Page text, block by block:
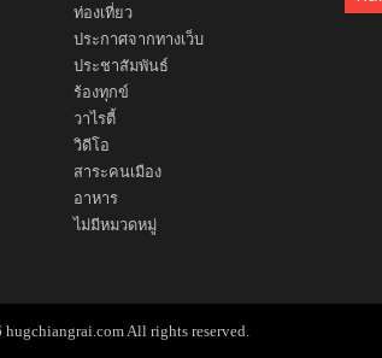
ท่องเที่ยว
ประกาศจากทางเว็บ
ประชาสัมพันธ์
ร้องทุกข์
วาไรตี้
วิดีโอ
สาระคนเมือง
อาหาร
ไม่มีหมวดหมู่
All rights reserved.